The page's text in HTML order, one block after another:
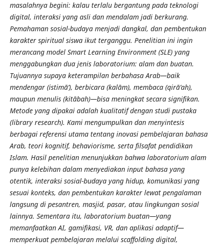
masalahnya begini: kalau terlalu bergantung pada teknologi
digital, interaksi yang asli dan mendalam jadi berkurang.
Pemahaman sosial-budaya menjadi dangkal, dan pembentukan
karakter spiritual siswa ikut terganggu. Penelitian ini ingin
merancang model Smart Learning Environment (SLE) yang
menggabungkan dua jenis laboratorium: alam dan buatan.
Tujuannya supaya keterampilan berbahasa Arab—baik
mendengar (istimā’), berbicara (kalām), membaca (qirā’ah),
maupun menulis (kitābah)—bisa meningkat secara signifikan.
Metode yang dipakai adalah kualitatif dengan studi pustaka
(library research). Kami mengumpulkan dan menyintesis
berbagai referensi utama tentang inovasi pembelajaran bahasa
Arab, teori kognitif, behaviorisme, serta filsafat pendidikan
Islam. Hasil penelitian menunjukkan bahwa laboratorium alam
punya kelebihan dalam menyediakan input bahasa yang
otentik, interaksi sosial-budaya yang hidup, komunikasi yang
sesuai konteks, dan pembentukan karakter lewat pengalaman
langsung di pesantren, masjid, pasar, atau lingkungan sosial
lainnya. Sementara itu, laboratorium buatan—yang
memanfaatkan AI, gamifikasi, VR, dan aplikasi adaptif—
memperkuat pembelajaran melalui scaffolding digital,